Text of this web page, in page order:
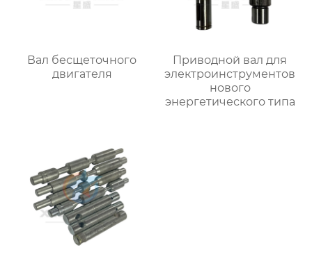
Вал бесщеточного
двигателя
Приводной вал для
электроинструментов
нового
энергетического типа